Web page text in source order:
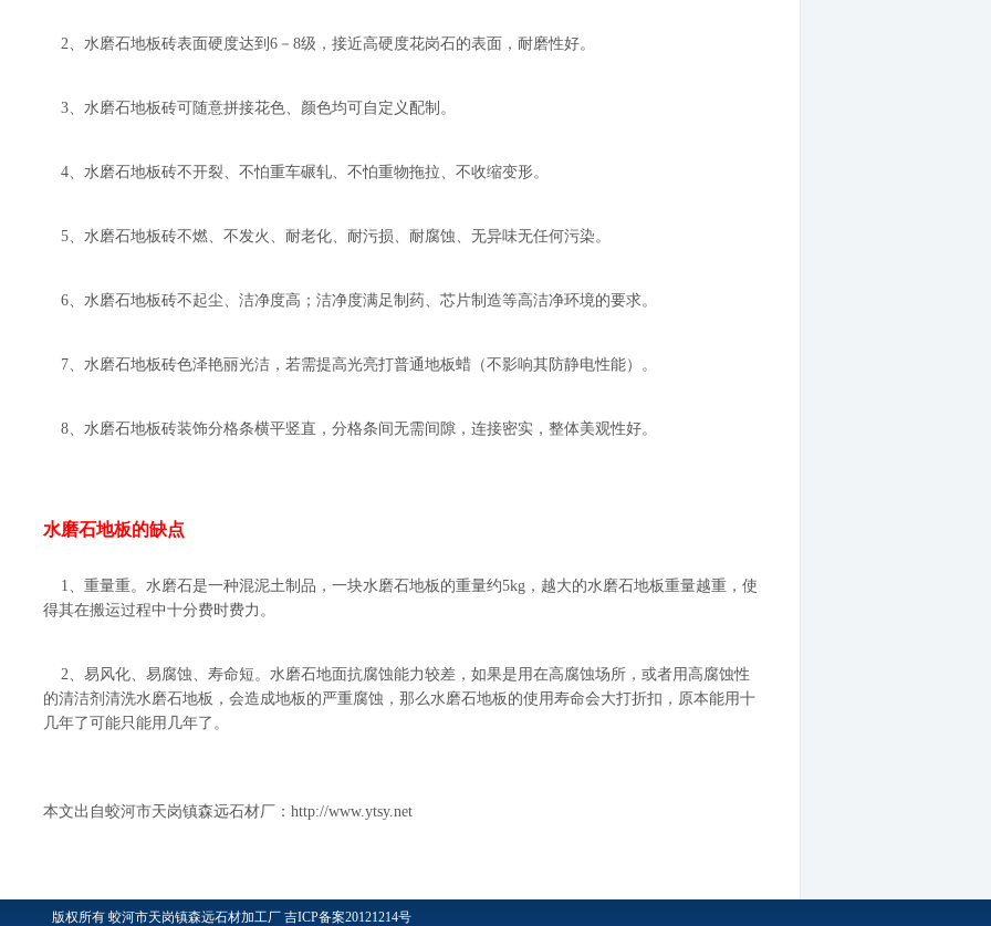
2、水磨石地板砖表面硬度达到6－8级，接近高硬度花岗石的表面，耐磨性好。
3、水磨石地板砖可随意拼接花色、颜色均可自定义配制。
4、水磨石地板砖不开裂、不怕重车碾轧、不怕重物拖拉、不收缩变形。
5、水磨石地板砖不燃、不发火、耐老化、耐污损、耐腐蚀、无异味无任何污染。
6、水磨石地板砖不起尘、洁净度高；洁净度满足制药、芯片制造等高洁净环境的要求。
7、水磨石地板砖色泽艳丽光洁，若需提高光亮打普通地板蜡（不影响其防静电性能）。
8、水磨石地板砖装饰分格条横平竖直，分格条间无需间隙，连接密实，整体美观性好。
水磨石地板的缺点
1、重量重。水磨石是一种混泥土制品，一块水磨石地板的重量约5kg，越大的水磨石地板重量越重，使
得其在搬运过程中十分费时费力。
2、易风化、易腐蚀、寿命短。水磨石地面抗腐蚀能力较差，如果是用在高腐蚀场所，或者用高腐蚀性
的清洁剂清洗水磨石地板，会造成地板的严重腐蚀，那么水磨石地板的使用寿命会大打折扣，原本能用十
几年了可能只能用几年了。
本文出自蛟河市天岗镇森远石材厂： http://www.ytsy.net
版权所有 蛟河市天岗镇森远石材加工厂吉ICP备案20121214号